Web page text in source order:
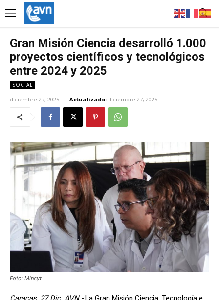
Gran Misión Ciencia desarrolló 1.000
proyectos científicos y tecnológicos
entre 2024 y 2025
SOCIAL
diciembre 27, 2025 Actualizado: diciembre 27, 2025
Foto: Mincyt
Caracas, 27 Dic. AVN.-La Gran Misión Ciencia, Tecnología e